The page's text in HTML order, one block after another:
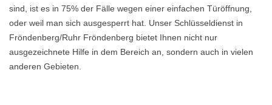
sind, ist es in 75% der Fälle wegen einer einfachen Türöffnung,
oder weil man sich ausgesperrt hat. Unser Schlüsseldienst in
Fröndenberg/Ruhr Fröndenberg bietet Ihnen nicht nur
ausgezeichnete Hilfe in dem Bereich an, sondern auch in vielen
anderen Gebieten.